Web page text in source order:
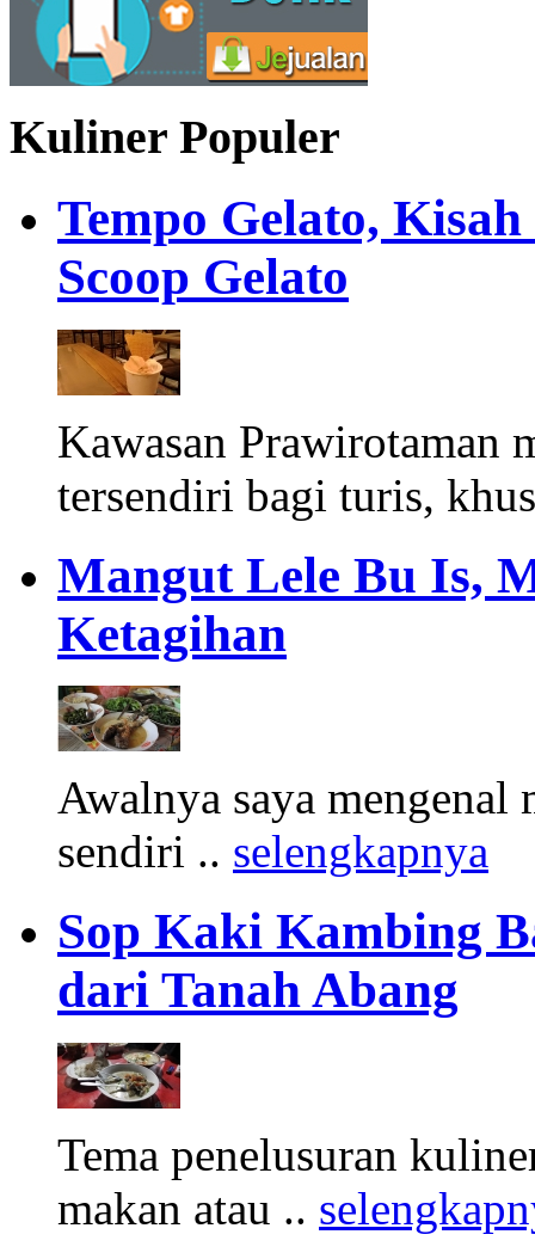
Kuliner Populer
Tempo Gelato,
Scoop Gelato
Kawasan Prawirotaman
tersendiri bagi turis,
Mangut Lele Bu Is,
Ketagihan
Awalnya saya mengenal
sendiri .. selengkapnya
Sop Kaki Kambing
dari Tanah Abang
Tema penelusuran
makan atau ..